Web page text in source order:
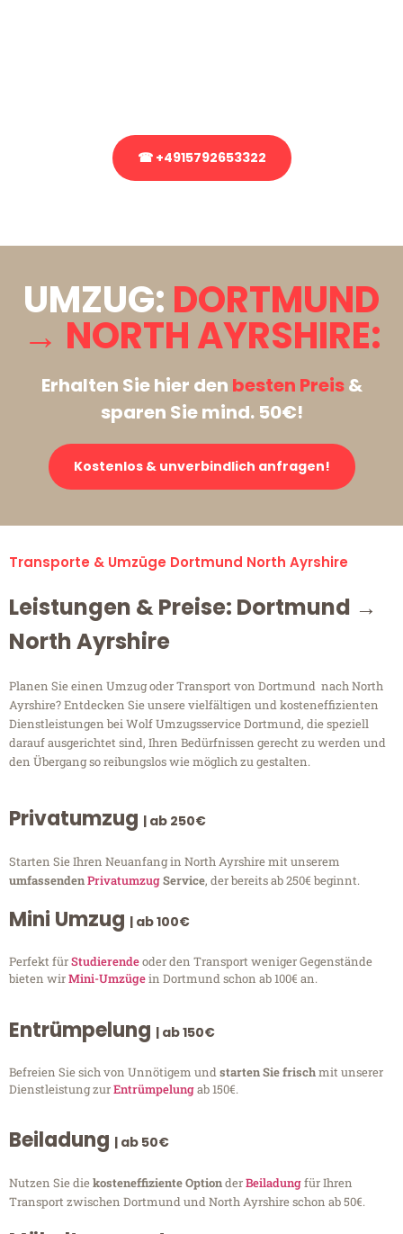
☎ +4915792653322
UMZUG: DORTMUND
→ NORTH AYRSHIRE:
Erhalten Sie hier den besten Preis&
sparen Sie mind. 50€!
Kostenlos & unverbindlich anfragen!
Transporte & Umzüge Dortmund North Ayrshire
Leistungen & Preise: Dortmund →
North Ayrshire
Planen Sie einen Umzug oder Transport von Dortmund nach North
Ayrshire? Entdecken Sie unsere vielfältigen und kosteneffizienten
Dienstleistungen bei Wolf Umzugsservice Dortmund, die speziell
darauf ausgerichtet sind, Ihren Bedürfnissen gerecht zu werden und
den Übergang so reibungslos wie möglich zu gestalten.
Privatumzug | ab 250€
Starten Sie Ihren Neuanfang in North Ayrshire mit unserem
umfassendenPrivatumzugService, der bereits ab 250€ beginnt.
Mini Umzug | ab 100€
Perfekt fürStudierendeoder den Transport weniger Gegenstände
bieten wirMini-Umzügein Dortmund schon ab 100€ an.
Entrümpelung | ab 150€
Befreien Sie sich von Unnötigem undstarten Sie frischmit unserer
Dienstleistung zurEntrümpelungab 150€.
Beiladung | ab 50€
Nutzen Sie diekosteneffiziente OptionderBeiladungfür Ihren
Transport zwischen Dortmund und North Ayrshire schon ab 50€.